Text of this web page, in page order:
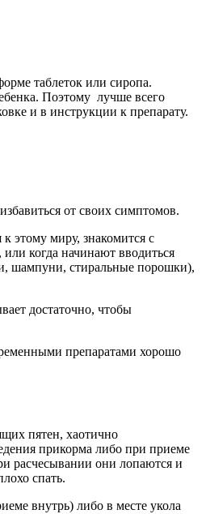
таблеток или сиропа.
Поэтому лучше всего
и в инструкции к препарату.
от своих симптомов.
этому миру, знакомится с
когда начинают вводиться
шампуни, стиральные порошки),
достаточно, чтобы
препаратами хорошо
пятен, хаотично
прикорма либо при приеме
расчесывании они лопаются и
спать.
внутрь) либо в месте укола